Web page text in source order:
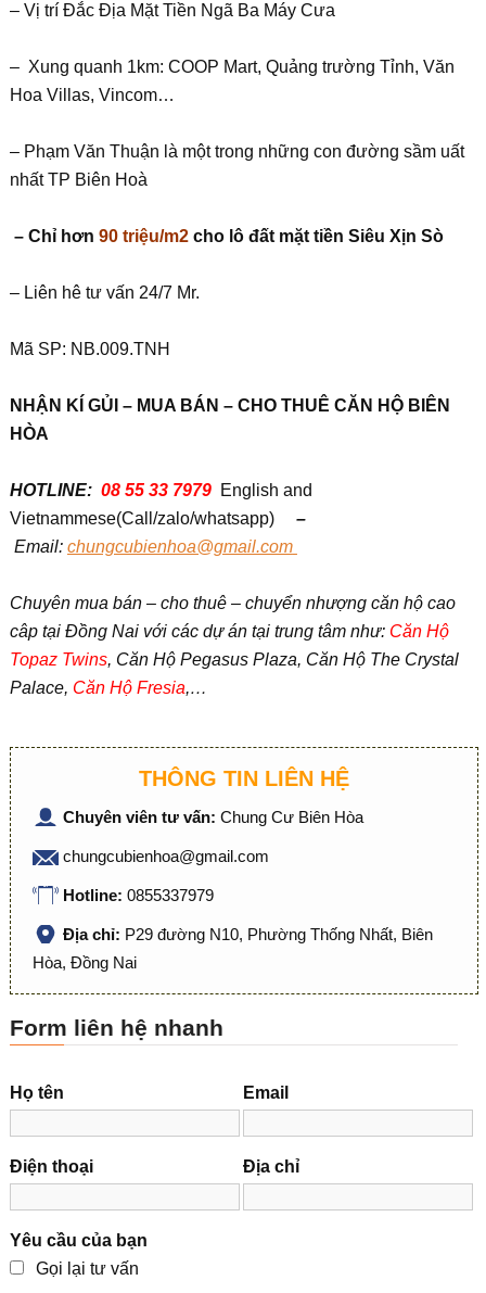
– Vị trí Đắc Địa Mặt Tiền Ngã Ba Máy Cưa
– Xung quanh 1km: COOP Mart, Quảng trường Tỉnh, Văn
Hoa Villas, Vincom…
– Phạm Văn Thuận là một trong những con đường sầm uất
nhất TP Biên Hoà
– Chỉ hơn 90 triệu/m2cho lô đất mặt tiền Siêu Xịn Sò
– Liên hê tư vấn 24/7 Mr.
Mã SP: NB.009.TNH
NHẬ N KÍ GỦ I – MUA BÁN – CHO THUÊ CĂ N HỘBIÊN
HÒA
HOTLINE: 08 55 33 7979 English and
Vietnammese(Call/zalo/whatsapp)
–
Email: chungcubienhoa@gmail.com
Chuyên mua bán – cho thuê – chuyển nhượng căn hộ cao
câp tại Đồng Nai với các dự án tại trung tâm như: Căn Hộ
Topaz Twins, Căn Hộ Pegasus Plaza, Căn Hộ The Crystal
Palace, Căn Hộ Fresia,…
THÔNG TIN LIÊN HỆ
Chuyên viên tư vấn: Chung Cư Biên Hòa
chungcubienhoa@gmail.com
Hotline: 0855337979
Địa chỉ: P29 đường N10, Phường Thống Nhất, Biên
Hòa, Đồng Nai
Form liên hệ nhanh
Họ tên Email
Điện thoại Địa chỉ
Yêu cầu của bạn
Gọi lại tư vấn